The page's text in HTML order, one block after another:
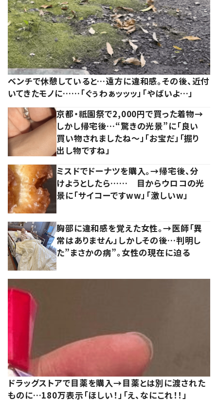
ベンチで休憩していると…遠方に違和感。その後、近付
いてきたモノに……「ぐぅわぁッッッ」「やばいよ…」
京都・祇園祭で2,000円で買った着物→
しかし帰宅後…“驚きの光景”に「良い
買い物されましたね～」「お宝だ」「掘り
出し物ですね」
ミスドでドーナツを購入。→帰宅後、分
けようとしたら…… 目からウロコの光
景に「サイコーですww」「激しいw」
胸部に違和感を覚えた女性。→医師「異
常はありません」しかしその後…判明し
た”まさかの病”。女性の現在に迫る
ドラッグストアで目薬を購入→目薬とは別に渡された
ものに…180万表示「ほしい！」「え、なにこれ！！」